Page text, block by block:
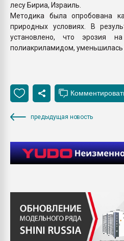
лесу Бириа, Израиль.
Методика была опробована
природных условиях. В
установлено, что эрозия на
полиакриламидом, уменьшилась
предыдущая новость